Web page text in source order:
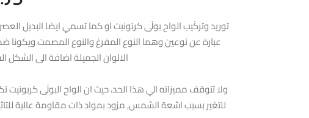
توريد وتركَيب الواح بولَى كربَونيت او كما تسمي ايضا البديل
عبارة عن نوعين وهما النوع المفرغ والنوع المصمت
الالوان الجميلة اضافة الى
ولا تتوقف مميزاته الي هذا الحد، حيث ان الواح البولَى
للتغير بسبب اشعة الشمس, مزود بمواد ذات مقاومة عالية